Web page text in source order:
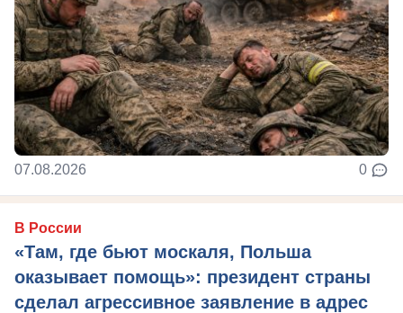
07.08.2026 0
В России
«Там, где бьют москаля, Польша
оказывает помощь»: президент страны
сделал агрессивное заявление в адрес